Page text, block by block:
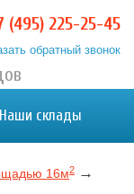
хранения. Складовка
(495) 225-25-45
обратный звонок
Наши склады
16м2 →